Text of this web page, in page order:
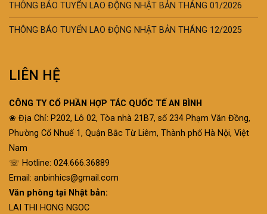
THÔNG BÁO TUYỂN LAO ĐỘNG NHẬT BẢN THÁNG 01/2026
THÔNG BÁO TUYỂN LAO ĐỘNG NHẬT BẢN THÁNG 12/2025
LIÊN HỆ
CÔNG TY CỔ PHẦN HỢP TÁC QUỐC TẾ AN BÌNH
❀ Địa Chỉ: P202, Lô 02, Tòa nhà 21B7, số 234 Phạm Văn Đồng,
Phường Cổ Nhuế 1, Quận Bắc Từ Liêm, Thành phố Hà Nội, Việt
Nam
☏ Hotline: 024.666.36889
Email: anbinhics@gmail.com
Văn phòng tại Nhật bản:
LAI THI HONG NGOC